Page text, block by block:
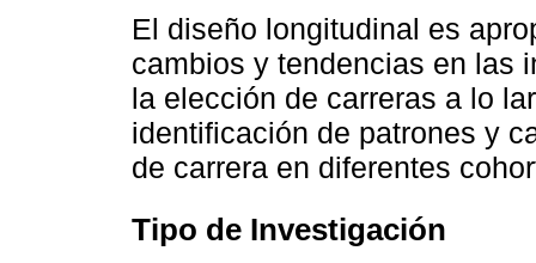
El diseño longitudinal es
cambios y tendencias en las
la elección de carreras a lo
identificación de patrones y
de carrera en diferentes
Tipo de Investigación